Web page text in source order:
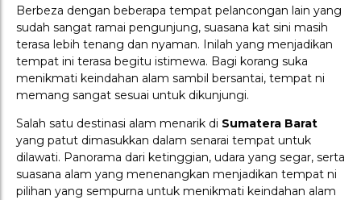
Berbeza dengan beberapa tempat pelancongan lain yang
sudah sangat ramai pengunjung, suasana kat sini masih
terasa lebih tenang dan nyaman. Inilah yang menjadikan
tempat ini terasa begitu istimewa. Bagi korang suka
menikmati keindahan alam sambil bersantai, tempat ni
memang sangat sesuai untuk dikunjungi.
Salah satu destinasi alam menarik di Sumatera Barat
yang patut dimasukkan dalam senarai tempat untuk
dilawati. Panorama dari ketinggian, udara yang segar, serta
suasana alam yang menenangkan menjadikan tempat ni
pilihan yang sempurna untuk menikmati keindahan alam